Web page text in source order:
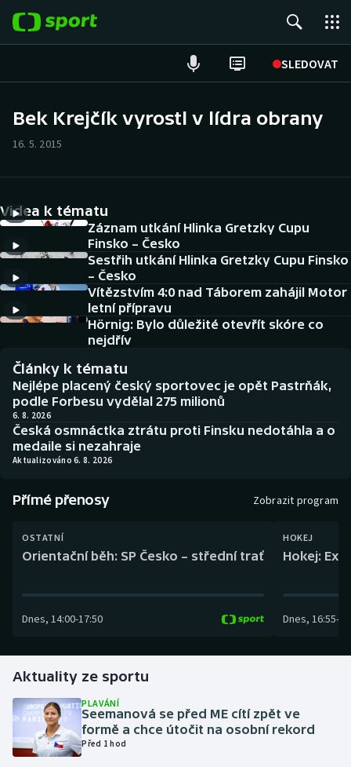
SLEDOVAT
Hokej
Tenis
Atletika
Cyklistika
DALŠÍ SPORTY
Americký fotbal
Baseball a softbal
Basketbal
Biatlon
Curling
Florbal
Golf
Gymnastika
NEPŘEHLÉDNĚTE
Soutěže
Historické návraty
Aplikace ČT sport
Bek Krejčík vyrostl v lídra obrany
16. 5. 2015
Videa k tématu
Záznam utkání Hlinka Gretzky Cupu
Finsko – Česko
Sestřih utkání Hlinka Gretzky Cupu Finsko
– Česko
Vítězstvím 4:0 nad Táborem zahájil Motor
letní přípravu
Hörnig: Bylo důležité otevřít skóre co
nejdřív
Články k tématu
Nejlépe placený český sportovec je opět Pastrňák,
podle Forbesu vydělal 275 milionů
6. 8. 2026
Česká osmnáctka ztrátu proti Finsku nedotáhla a o
medaile si nezahraje
Aktualizováno 6. 8. 2026
Přímé přenosy Zobrazit program
OSTATNÍ
Orientační běh: SP Česko – střední trať
Dnes, 14:00-17:50
HOKEJ
Hokej:
Dnes, 16:55-
Aktuality ze sportu
PLAVÁNÍ
Seemanová se před ME cítí zpět ve
formě a chce útočit na osobní rekord
Před 1 hod